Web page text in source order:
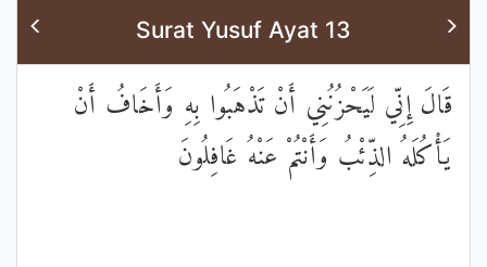
Surat Yusuf Ayat 13
قَالَ إِنِّي لَيَحْزُنُنِي أَنْ تَذْهَبُوا بِهِ وَأَخَافُ أَنْ
يَأْكُلَهُ الذِّئْبُ وَأَنْتُمْ عَنْهُ غَافِلُونَ